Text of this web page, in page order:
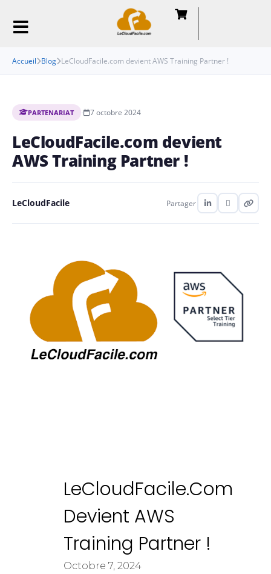
Accueil Blog LeCloudFacile.com devient AWS Training Partner !
PARTENARIAT 7 octobre 2024
LeCloudFacile.com devient
AWS Training Partner !
LeCloudFacile Partager
LeCloudFacile.com
Devient AWS
Training Partner !
Octobre 7, 2024